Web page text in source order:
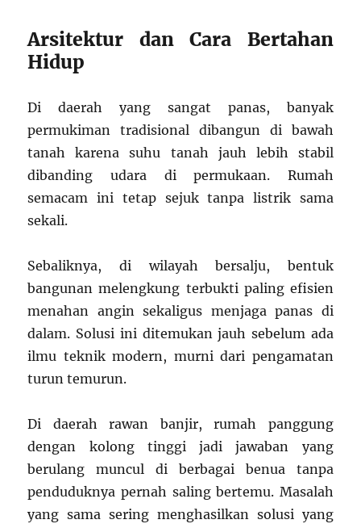
Arsitektur dan Cara Bertahan
Hidup
Di daerah yang sangat panas, banyak
permukiman tradisional dibangun di bawah
tanah karena suhu tanah jauh lebih stabil
dibanding udara di permukaan. Rumah
semacam ini tetap sejuk tanpa listrik sama
sekali.
Sebaliknya, di wilayah bersalju, bentuk
bangunan melengkung terbukti paling efisien
menahan angin sekaligus menjaga panas di
dalam. Solusi ini ditemukan jauh sebelum ada
ilmu teknik modern, murni dari pengamatan
turun temurun.
Di daerah rawan banjir, rumah panggung
dengan kolong tinggi jadi jawaban yang
berulang muncul di berbagai benua tanpa
penduduknya pernah saling bertemu. Masalah
yang sama sering menghasilkan solusi yang